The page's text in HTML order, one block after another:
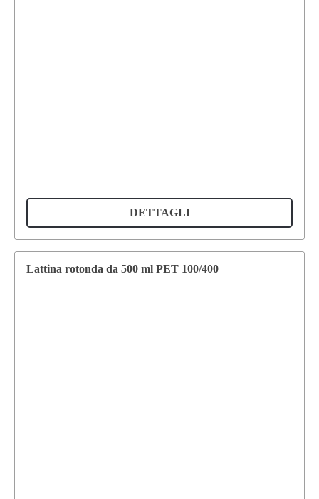
DETTAGLI
Lattina rotonda da 500 ml PET 100/400